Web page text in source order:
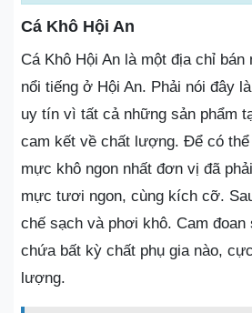
Cá Khô Hội An
Cá Khô Hội An là một địa chỉ
nổi tiếng ở Hội An. Phải nói đây
uy tín vì tất cả những sản phẩm
cam kết về chất lượng. Để có
mực khô ngon nhất đơn vị đã
mực tươi ngon, cùng kích cỡ.
chế sạch và phơi khô. Cam đoan
chứa bất kỳ chất phụ gia nào,
lượng.